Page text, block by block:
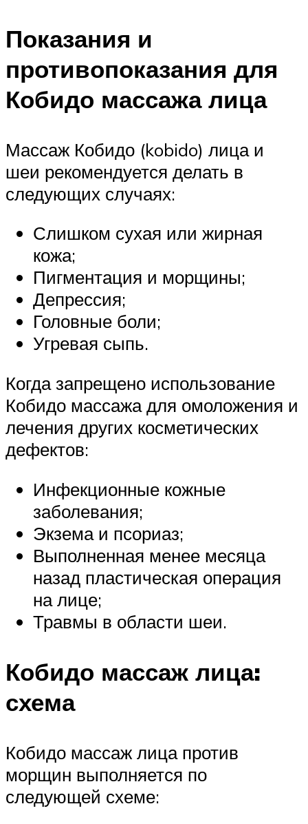
Показания и
противопоказания для
Кобидо массажа лица
Массаж Кобидо (kobido) лица и
шеи рекомендуется делать в
следующих случаях:
Слишком сухая или жирная
кожа;
Пигментация и морщины;
Депрессия;
Головные боли;
Угревая сыпь.
Когда запрещено использование
Кобидо массажа для омоложения и
лечения других косметических
дефектов:
Инфекционные кожные
заболевания;
Экзема и псориаз;
Выполненная менее месяца
назад пластическая операция
на лице;
Травмы в области шеи.
Кобидо массаж лица:
схема
Кобидо массаж лица против
морщин выполняется по
следующей схеме: